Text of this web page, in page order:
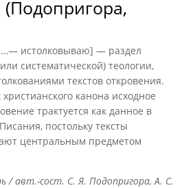
(Подопригора,
истолковываю] — раздел
систематической) теологии,
текстов откровения.
канона исходное
трактуется как данное в
постольку тексты
центральным предметом
/ авт.-сост. С. Я. Подопригора, А. С.